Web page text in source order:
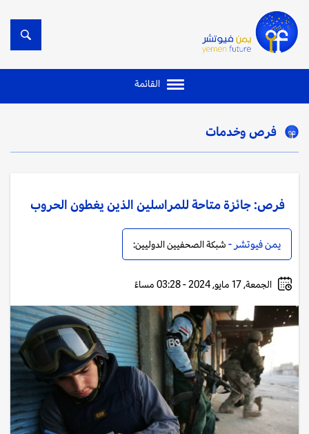
القائمة
فرص وخدمات
فرص: جائزة متاحة للمراسلين الذين يغطون الحروب
يمن فيوتشر - شبكة الصحفيين الدوليين:
الجمعة, 17 مايو, 2024 - 03:28 مساءً